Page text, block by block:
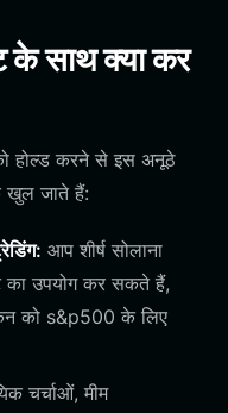
साथ क्या कर
होल्ड करने से इस अनूठे
खुल जाते हैं:
आप शीर्ष सोलाना
उपयोग कर सकते हैं,
को s&p500 के लिए
चर्चाओं, मीम